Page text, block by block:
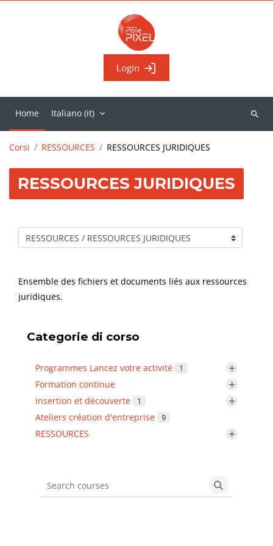
Login
Home Italiano ‎(it)‎
Cerca
Corsi RESSOURCES RESSOURCES JURIDIQUES
RESSOURCES JURIDIQUES
Categorie di corso
Ensemble des fichiers et documents liés aux ressources
juridiques.
Categorie di corso
Programmes Lancez votre activité 1 +
Formation continue +
Insertion et découverte 1 +
Ateliers création d'entreprise 9
RESSOURCES +
Search courses
Search